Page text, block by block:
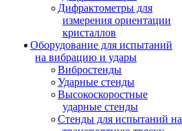
Дифрактометры для
измерения ориентации
кристаллов
Оборудование для испытаний
на вибрацию и удары
Вибростенды
Ударные стенды
Высокоскоростные
ударные стенды
Стенды для испытаний на